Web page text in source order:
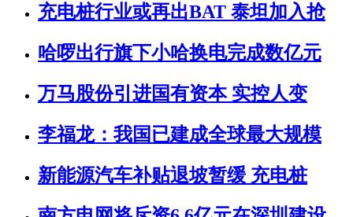
充电桩行业或再出BAT 泰坦加入抢
哈啰出行旗下小哈换电完成数亿元
万马股份引进国有资本 实控人变
李福龙：我国已建成全球最大规模
新能源汽车补贴退坡暂缓 充电桩